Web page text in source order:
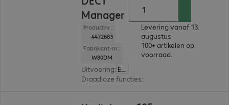
Manager
Productnr.:
4472683
Fabrikant-nr.:
W80DM
Uitvoering: Europa
Draadloze functies:
Levering vanaf 13.
augustus
100+ artikelen op
voorraad.